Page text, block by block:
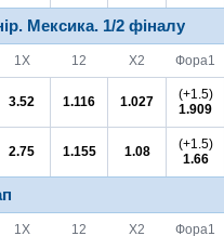
Мексика. 1/2 фіналу
1X 12 X2 Фора1
3.52 1.116 1.027
(+1.5)
1.909
2.75 1.155 1.08
(+1.5)
1.66
1X 12 X2 Фора1